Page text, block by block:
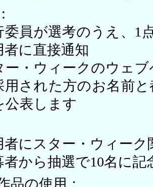
委員が選考のうえ、1
者に直接通知
ー・ウィークのウェ
された方のお名前
公表します
者にスター・ウィーク
者から抽選で10名に記
品の使用：